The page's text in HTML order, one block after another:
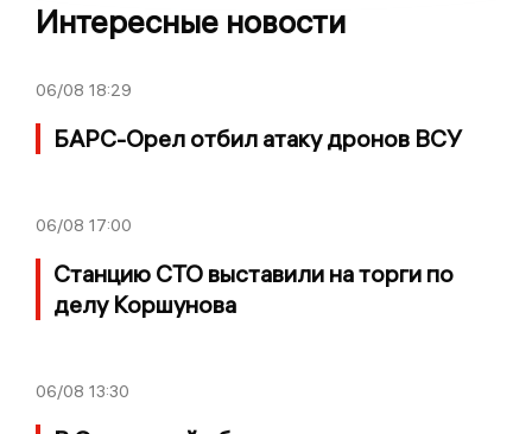
Интересные новости
06/08 18:29
БАРС-Орел отбил атаку дронов ВСУ
06/08 17:00
Станцию СТО выставили на торги по
делу Коршунова
06/08 13:30